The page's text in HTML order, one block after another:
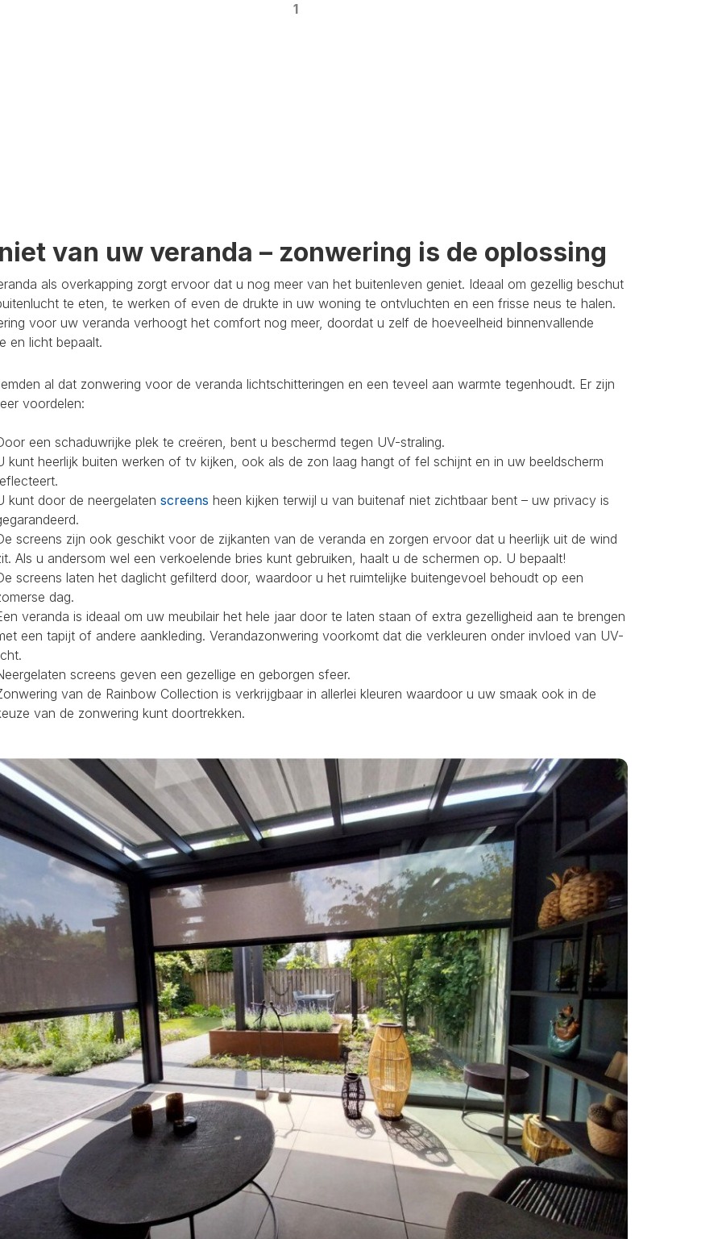
1
van uw veranda – zonwering is de oplossing
als overkapping zorgt ervoor dat u nog meer van het buitenleven geniet. Ideaal om gezellig beschut
te eten, te werken of even de drukte in uw woning te ontvluchten en een frisse neus te halen.
voor uw veranda verhoogt het comfort nog meer, doordat u zelf de hoeveelheid binnenvallende
en licht bepaalt.
al dat zonwering voor de veranda lichtschitteringen en een teveel aan warmte tegenhoudt. Er zijn
voordelen:
een schaduwrijke plek te creëren, bent u beschermd tegen UV-straling.
kunt heerlijk buiten werken of tv kijken, ook als de zon laag hangt of fel schijnt en in uw beeldscherm
kunt door de neergelaten screens heen kijken terwijl u van buitenaf niet zichtbaar bent – uw privacy is
screens zijn ook geschikt voor de zijkanten van de veranda en zorgen ervoor dat u heerlijk uit de wind
Als u andersom wel een verkoelende bries kunt gebruiken, haalt u de schermen op. U bepaalt!
screens laten het daglicht gefilterd door, waardoor u het ruimtelijke buitengevoel behoudt op een
dag.
veranda is ideaal om uw meubilair het hele jaar door te laten staan of extra gezelligheid aan te brengen
een tapijt of andere aankleding. Verandazonwering voorkomt dat die verkleuren onder invloed van UV-
screens geven een gezellige en geborgen sfeer.
van de Rainbow Collection is verkrijgbaar in allerlei kleuren waardoor u uw smaak ook in de
van de zonwering kunt doortrekken.